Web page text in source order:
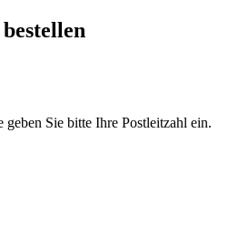
Sie bitte Ihre Postleitzahl ein.